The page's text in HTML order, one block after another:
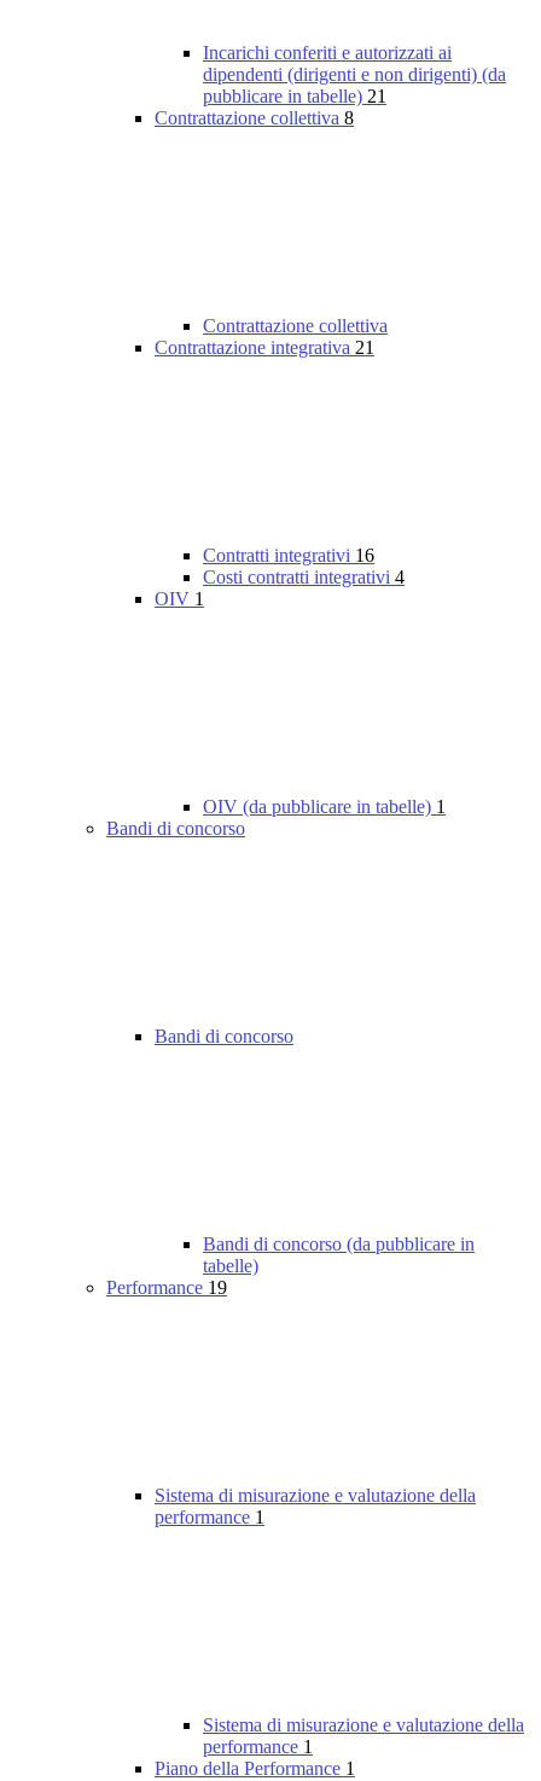
Incarichi conferiti e autorizzati ai
dipendenti (dirigenti e non dirigenti) (da
pubblicare in tabelle) 21
Contrattazione collettiva 8
Contrattazione collettiva
Contrattazione integrativa 21
Contratti integrativi 16
Costi contratti integrativi 4
OIV 1
OIV (da pubblicare in tabelle) 1
Bandi di concorso
Bandi di concorso
Bandi di concorso (da pubblicare in
tabelle)
Performance 19
Sistema di misurazione e valutazione della
performance 1
Sistema di misurazione e valutazione della
performance 1
Piano della Performance 1